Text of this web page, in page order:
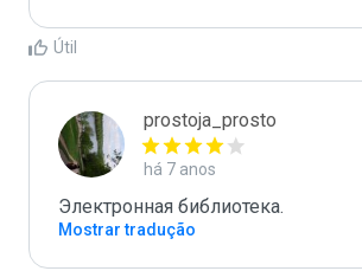
Útil
prostoja_prosto
há 7 anos
Электронная библиотека.
Mostrar tradução